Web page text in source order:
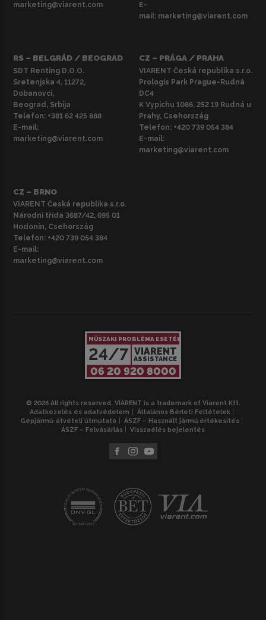
marketing@viarent.com
E-
mail: marketing@viarent.com
RS – BELGRÁD / BEOGRAD
SDT Renting D.O.O.
Sretenjska 4, 11272,
Dobanovci,
Beograd, Srbija
Telefon: +381 62 425 888
E-mail:
marketing@viarent.com
CZ – PRÁGA / PRAHA
VIARENT Česká republika s.r.o.
Prologis Park Prague-Rudná
DC4
K Vypichu 1086, 252 19 Rudná u
Prahy, Csehország
Telefon: +420 739 054 384
E-mail:
marketing@viarent.com
CZ – BRNO
VIARENT Česká republika s.r.o.
Národní třída 3687/42, 695 01
Hodonín, Csehország
Telefon: +420 739 054 384
E-mail:
marketing@viarent.com
MŰSZAKI PROBLÉMA ESETÉN
24/7 VIARENT
ASSISTANCE
06 20 920 8000
© 2026 All rights reserved. VIARENT is a trademark of Viarent Kft.
Adatkezelés és adatvédelem
Általános Bérleti Feltételek
Gépjármű-átvételi útmutató
ÁSZF – Használt jármű értékesítés
ÁSZF – Felvásárlás
Visszaélés bejelentés